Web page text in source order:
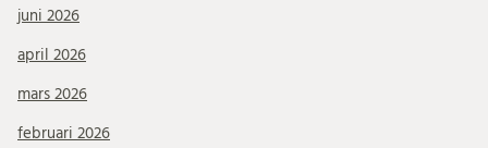
juni 2026
april 2026
mars 2026
februari 2026